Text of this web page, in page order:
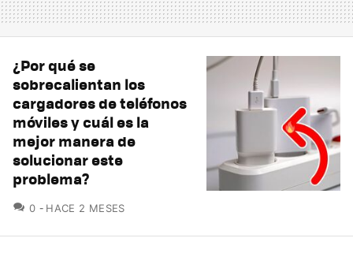
¿Por qué se
sobrecalientan los
cargadores de teléfonos
móviles y cuál es la
mejor manera de
solucionar este
problema?
0 COMENTARIOS
HACE 2 MESES